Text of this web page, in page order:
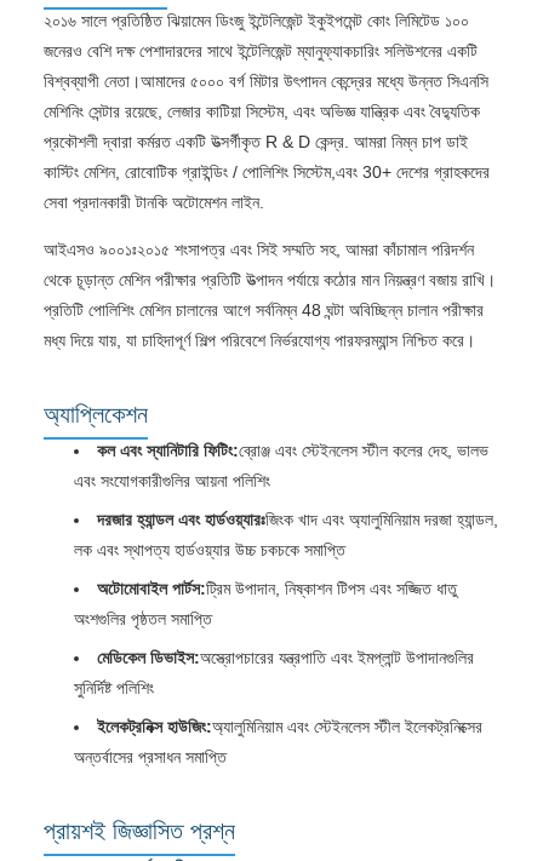
২০১৬ সালে প্রতিষ্ঠিত ঝিয়ামেন ডিংজু ইন্টেলিজেন্ট ইকুইপমেন্ট কোং লিমিটেড ১০০
জনেরও বেশি দক্ষ পেশাদারদের সাথে ইন্টেলিজেন্ট ম্যানুফ্যাকচারিং সলিউশনের একটি
বিশ্বব্যাপী নেতা।আমাদের ৫০০০ বর্গ মিটার উৎপাদন কেন্দ্রের মধ্যে উন্নত সিএনসি
মেশিনিং সেন্টার রয়েছে, লেজার কাটিয়া সিস্টেম, এবং অভিজ্ঞ যান্ত্রিক এবং বৈদ্যুতিক
প্রকৌশলী দ্বারা কর্মরত একটি উত্সর্গীকৃত R & D কেন্দ্র. আমরা নিম্ন চাপ ডাই
কাস্টিং মেশিন, রোবোটিক গ্রাইন্ডিং / পোলিশিং সিস্টেম,এবং 30+ দেশের গ্রাহকদের
সেবা প্রদানকারী টানকি অটোমেশন লাইন.
আইএসও ৯০০১ঃ২০১৫ শংসাপত্র এবং সিই সম্মতি সহ, আমরা কাঁচামাল পরিদর্শন
থেকে চূড়ান্ত মেশিন পরীক্ষার প্রতিটি উত্পাদন পর্যায়ে কঠোর মান নিয়ন্ত্রণ বজায় রাখি।
প্রতিটি পোলিশিং মেশিন চালানের আগে সর্বনিম্ন 48 ঘন্টা অবিচ্ছিন্ন চালান পরীক্ষার
মধ্য দিয়ে যায়, যা চাহিদাপূর্ণ শিল্প পরিবেশে নির্ভরযোগ্য পারফরম্যান্স নিশ্চিত করে।
অ্যাপ্লিকেশন
কল এবং স্যানিটারি ফিটিং:ব্রোঞ্জ এবং স্টেইনলেস স্টীল কলের দেহ, ভালভ
এবং সংযোগকারীগুলির আয়না পলিশিং
দরজার হ্যান্ডল এবং হার্ডওয়্যারঃজিংক খাদ এবং অ্যালুমিনিয়াম দরজা হ্যান্ডল,
লক এবং স্থাপত্য হার্ডওয়্যার উচ্চ চকচকে সমাপ্তি
অটোমোবাইল পার্টস:ট্রিম উপাদান, নিষ্কাশন টিপস এবং সজ্জিত ধাতু
অংশগুলির পৃষ্ঠতল সমাপ্তি
মেডিকেল ডিভাইস:অস্ত্রোপচারের যন্ত্রপাতি এবং ইমপ্লান্ট উপাদানগুলির
সুনির্দিষ্ট পলিশিং
ইলেকট্রনিক্স হাউজিং:অ্যালুমিনিয়াম এবং স্টেইনলেস স্টীল ইলেকট্রনিক্সের
অন্তর্বাসের প্রসাধন সমাপ্তি
প্রায়শই জিজ্ঞাসিত প্রশ্ন